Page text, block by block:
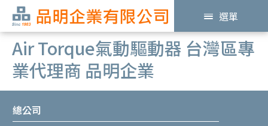
選單
Air Torque氣動驅動器 台灣區專
業代理商 品明企業
總公司